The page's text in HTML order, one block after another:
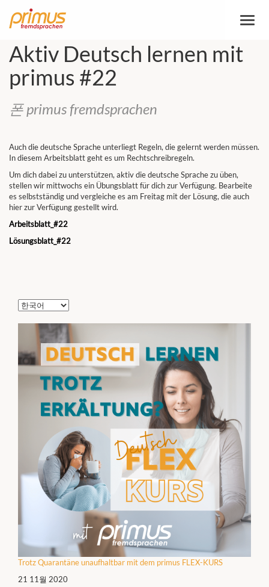
토
Aktiv Deutsch lernen mit
primus #22
폰 primus fremdsprachen
Auch die deutsche Sprache unterliegt Regeln, die gelernt werden müssen.
In diesem Arbeitsblatt geht es um Rechtschreibregeln.
Um dich dabei zu unterstützen, aktiv die deutsche Sprache zu üben,
stellen wir mittwochs ein Übungsblatt für dich zur Verfügung. Bearbeite
es selbstständig und vergleiche es am Freitag mit der Lösung, die auch
hier zur Verfügung gestellt wird.
Arbeitsblatt_#22
Lösungsblatt_#22
Choose
language
Trotz Quarantäne unaufhaltbar mit dem primus FLEX-KURS
21 11월 2020